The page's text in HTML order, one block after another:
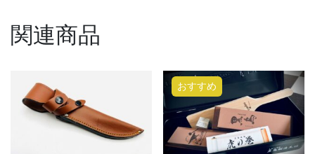
関連商品
おすすめ